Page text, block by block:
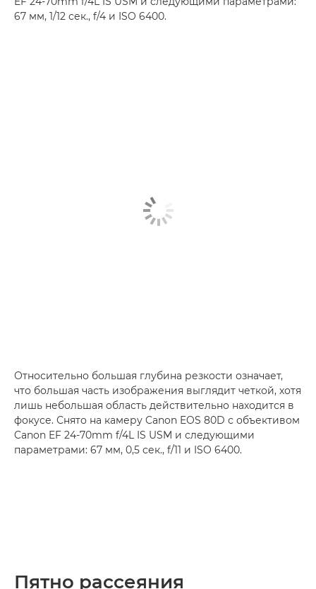
67 мм, 1/12 сек., f/4 и ISO 6400.
Относительно большая глубина резкости означает,
что большая часть изображения выглядит четкой, хотя
лишь небольшая область действительно находится в
фокусе. Снято на камеру Canon EOS 80D с объективом
Canon EF 24-70mm f/4L IS USM и следующими
параметрами: 67 мм, 0,5 сек., f/11 и ISO 6400.
Пятно рассеяния